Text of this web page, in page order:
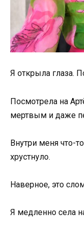
Я открыла глаза.
Посмотрела на
мертвым и даже
Внутри меня что-
хрустнуло.
Наверное, это
Я медленно села